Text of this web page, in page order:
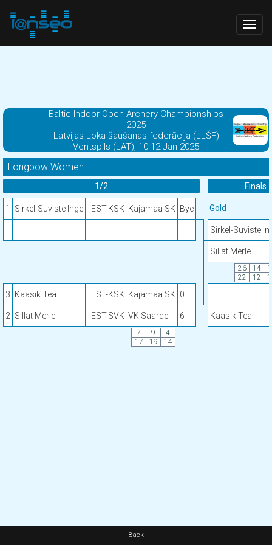
Baltic Indoor Open Archery Championships
2025
Latvijas Loka šaušanas federācija (LLŠF)
Ventspils (LAT), 10-12 Jan 2025
Longbow Women
1/2 Finals
1 Sirkel-Suviste Inge EST-KSK Kajamaa SK Bye Gold
Sirkel-Suviste
Sillat Merle
26 14
22
12
3 Kaasik Tea EST-KSK Kajamaa SK 0
2 Sillat Merle EST-SVK VK Saarde 6 Kaasik Tea
7 9
4
17
19 14
Back